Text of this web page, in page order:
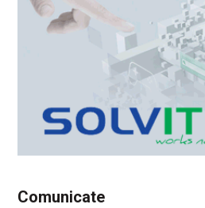
Comunicate